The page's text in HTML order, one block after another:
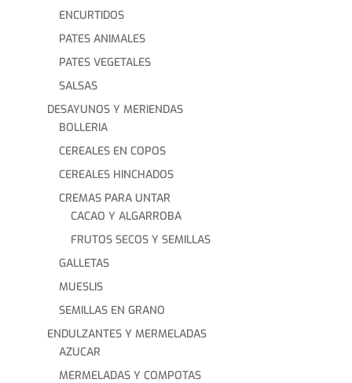
ENCURTIDOS
PATES ANIMALES
PATES VEGETALES
SALSAS
DESAYUNOS Y MERIENDAS
BOLLERIA
CEREALES EN COPOS
CEREALES HINCHADOS
CREMAS PARA UNTAR
CACAO Y ALGARROBA
FRUTOS SECOS Y SEMILLAS
GALLETAS
MUESLIS
SEMILLAS EN GRANO
ENDULZANTES Y MERMELADAS
AZUCAR
MERMELADAS Y COMPOTAS